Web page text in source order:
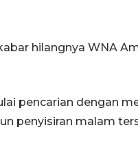
hilangnya WNA
pencarian dengan
penyisiran malam